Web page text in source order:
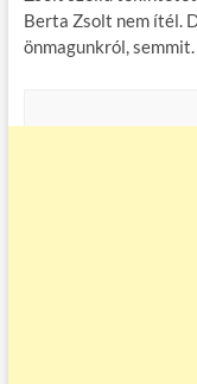
Berta Zsolt nem ítél.
önmagunkról, semmit.